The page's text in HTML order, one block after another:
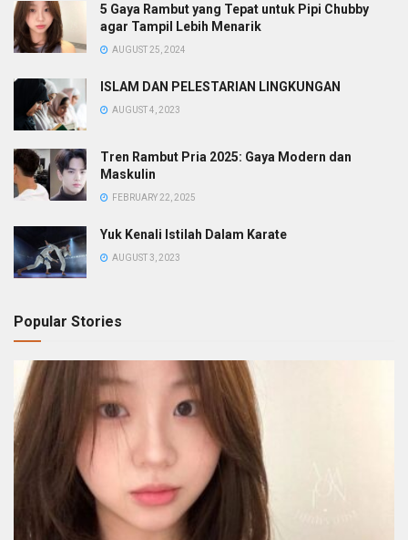
5 Gaya Rambut yang Tepat untuk Pipi Chubby
agar Tampil Lebih Menarik
AUGUST 25, 2024
ISLAM DAN PELESTARIAN LINGKUNGAN
AUGUST 4, 2023
Tren Rambut Pria 2025: Gaya Modern dan
Maskulin
FEBRUARY 22, 2025
Yuk Kenali Istilah Dalam Karate
AUGUST 3, 2023
Popular Stories